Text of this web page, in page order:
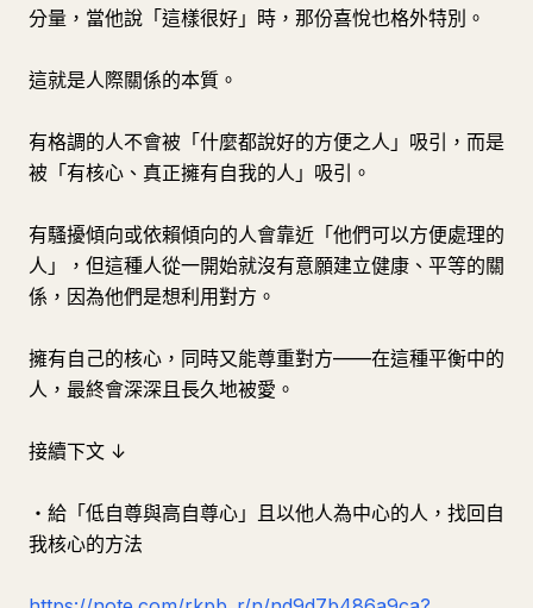
分量，當他說「這樣很好」時，那份喜悅也格外特別。
這就是人際關係的本質。
有格調的人不會被「什麼都說好的方便之人」吸引，而是
被「有核心、真正擁有自我的人」吸引。
有騷擾傾向或依賴傾向的人會靠近「他們可以方便處理的
人」，但這種人從一開始就沒有意願建立健康、平等的關
係，因為他們是想利用對方。
擁有自己的核心，同時又能尊重對方——在這種平衡中的
人，最終會深深且長久地被愛。
接續下文 ↓
・給「低自尊與高自尊心」且以他人為中心的人，找回自
我核心的方法